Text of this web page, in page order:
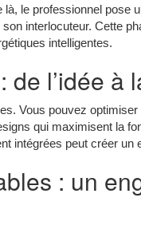
le professionnel pose
interlocuteur. Cette
intelligentes.
l’idée à
Vous pouvez optimiser
qui maximisent la
intégrées peut créer
: un